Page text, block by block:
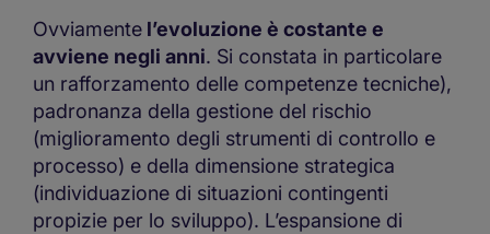
Ovviamente l’evoluzione è costante e
avviene negli anni. Si constata in particolare
un rafforzamento delle competenze tecniche),
padronanza della gestione del rischio
(miglioramento degli strumenti di controllo e
processo) e della dimensione strategica
(individuazione di situazioni contingenti
propizie per lo sviluppo). L’espansione di